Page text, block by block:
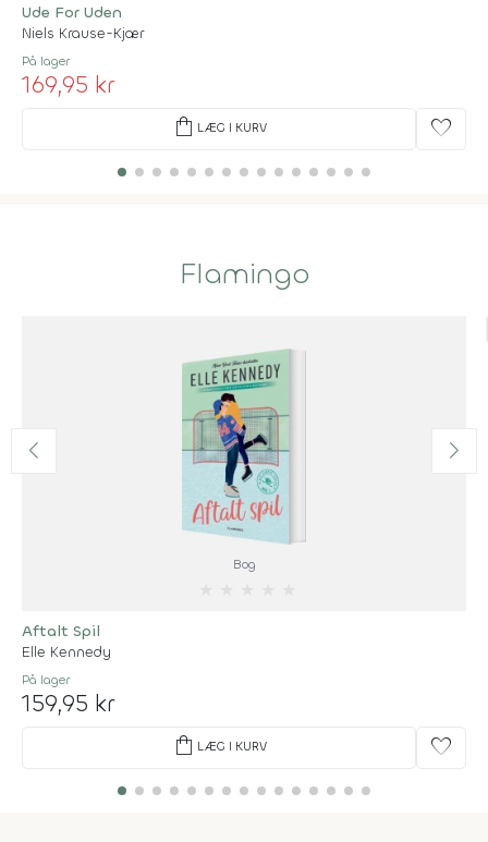
Ude For Uden
Niels Krause-Kjær
På lager
169,95 kr
shopping_bag LÆG I KURV favorite
Flamingo
Bog
Aftalt Spil
Elle Kennedy
På lager
159,95 kr
shopping_bag LÆG I KURV favorite